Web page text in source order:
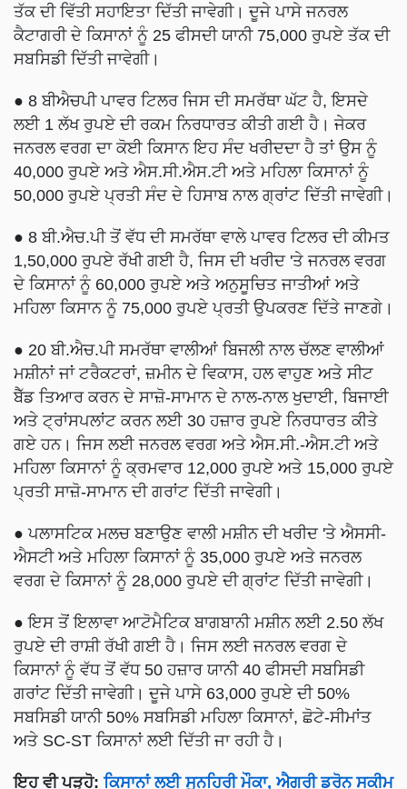
ਤੱਕ ਦੀ ਵਿੱਤੀ ਸਹਾਇਤਾ ਦਿੱਤੀ ਜਾਵੇਗੀ। ਦੂਜੇ ਪਾਸੇ ਜਨਰਲ
ਕੈਟਾਗਰੀ ਦੇ ਕਿਸਾਨਾਂ ਨੂੰ 25 ਫੀਸਦੀ ਯਾਨੀ 75,000 ਰੁਪਏ ਤੱਕ ਦੀ
ਸਬਸਿਡੀ ਦਿੱਤੀ ਜਾਵੇਗੀ।
● 8 ਬੀਐਚਪੀ ਪਾਵਰ ਟਿਲਰ ਜਿਸ ਦੀ ਸਮਰੱਥਾ ਘੱਟ ਹੈ, ਇਸਦੇ
ਲਈ 1 ਲੱਖ ਰੁਪਏ ਦੀ ਰਕਮ ਨਿਰਧਾਰਤ ਕੀਤੀ ਗਈ ਹੈ। ਜੇਕਰ
ਜਨਰਲ ਵਰਗ ਦਾ ਕੋਈ ਕਿਸਾਨ ਇਹ ਸੰਦ ਖਰੀਦਦਾ ਹੈ ਤਾਂ ਉਸ ਨੂੰ
40,000 ਰੁਪਏ ਅਤੇ ਐਸ.ਸੀ.ਐਸ.ਟੀ ਅਤੇ ਮਹਿਲਾ ਕਿਸਾਨਾਂ ਨੂੰ
50,000 ਰੁਪਏ ਪ੍ਰਤੀ ਸੰਦ ਦੇ ਹਿਸਾਬ ਨਾਲ ਗ੍ਰਾਂਟ ਦਿੱਤੀ ਜਾਵੇਗੀ।
● 8 ਬੀ.ਐਚ.ਪੀ ਤੋਂ ਵੱਧ ਦੀ ਸਮਰੱਥਾ ਵਾਲੇ ਪਾਵਰ ਟਿਲਰ ਦੀ ਕੀਮਤ
1,50,000 ਰੁਪਏ ਰੱਖੀ ਗਈ ਹੈ, ਜਿਸ ਦੀ ਖਰੀਦ 'ਤੇ ਜਨਰਲ ਵਰਗ
ਦੇ ਕਿਸਾਨਾਂ ਨੂੰ 60,000 ਰੁਪਏ ਅਤੇ ਅਨੁਸੂਚਿਤ ਜਾਤੀਆਂ ਅਤੇ
ਮਹਿਲਾ ਕਿਸਾਨ ਨੂੰ 75,000 ਰੁਪਏ ਪ੍ਰਤੀ ਉਪਕਰਣ ਦਿੱਤੇ ਜਾਣਗੇ।
● 20 ਬੀ.ਐਚ.ਪੀ ਸਮਰੱਥਾ ਵਾਲੀਆਂ ਬਿਜਲੀ ਨਾਲ ਚੱਲਣ ਵਾਲੀਆਂ
ਮਸ਼ੀਨਾਂ ਜਾਂ ਟਰੈਕਟਰਾਂ, ਜ਼ਮੀਨ ਦੇ ਵਿਕਾਸ, ਹਲ ਵਾਹੁਣ ਅਤੇ ਸੀਟ
ਬੈੱਡ ਤਿਆਰ ਕਰਨ ਦੇ ਸਾਜ਼ੋ-ਸਾਮਾਨ ਦੇ ਨਾਲ-ਨਾਲ ਖੁਦਾਈ, ਬਿਜਾਈ
ਅਤੇ ਟ੍ਰਾਂਸਪਲਾਂਟ ਕਰਨ ਲਈ 30 ਹਜ਼ਾਰ ਰੁਪਏ ਨਿਰਧਾਰਤ ਕੀਤੇ
ਗਏ ਹਨ। ਜਿਸ ਲਈ ਜਨਰਲ ਵਰਗ ਅਤੇ ਐਸ.ਸੀ.-ਐਸ.ਟੀ ਅਤੇ
ਮਹਿਲਾ ਕਿਸਾਨਾਂ ਨੂੰ ਕ੍ਰਮਵਾਰ 12,000 ਰੁਪਏ ਅਤੇ 15,000 ਰੁਪਏ
ਪ੍ਰਤੀ ਸਾਜ਼ੋ-ਸਾਮਾਨ ਦੀ ਗਰਾਂਟ ਦਿੱਤੀ ਜਾਵੇਗੀ।
● ਪਲਾਸਟਿਕ ਮਲਚ ਬਣਾਉਣ ਵਾਲੀ ਮਸ਼ੀਨ ਦੀ ਖਰੀਦ 'ਤੇ ਐਸਸੀ-
ਐਸਟੀ ਅਤੇ ਮਹਿਲਾ ਕਿਸਾਨਾਂ ਨੂੰ 35,000 ਰੁਪਏ ਅਤੇ ਜਨਰਲ
ਵਰਗ ਦੇ ਕਿਸਾਨਾਂ ਨੂੰ 28,000 ਰੁਪਏ ਦੀ ਗ੍ਰਾਂਟ ਦਿੱਤੀ ਜਾਵੇਗੀ।
● ਇਸ ਤੋਂ ਇਲਾਵਾ ਆਟੋਮੈਟਿਕ ਬਾਗਬਾਨੀ ਮਸ਼ੀਨ ਲਈ 2.50 ਲੱਖ
ਰੁਪਏ ਦੀ ਰਾਸ਼ੀ ਰੱਖੀ ਗਈ ਹੈ। ਜਿਸ ਲਈ ਜਨਰਲ ਵਰਗ ਦੇ
ਕਿਸਾਨਾਂ ਨੂੰ ਵੱਧ ਤੋਂ ਵੱਧ 50 ਹਜ਼ਾਰ ਯਾਨੀ 40 ਫੀਸਦੀ ਸਬਸਿਡੀ
ਗਰਾਂਟ ਦਿੱਤੀ ਜਾਵੇਗੀ। ਦੂਜੇ ਪਾਸੇ 63,000 ਰੁਪਏ ਦੀ 50%
ਸਬਸਿਡੀ ਯਾਨੀ 50% ਸਬਸਿਡੀ ਮਹਿਲਾ ਕਿਸਾਨਾਂ, ਛੋਟੇ-ਸੀਮਾਂਤ
ਅਤੇ SC-ST ਕਿਸਾਨਾਂ ਲਈ ਦਿੱਤੀ ਜਾ ਰਹੀ ਹੈ।
ਇਹ ਵੀ ਪੜ੍ਹੋ: ਕਿਸਾਨਾਂ ਲਈ ਸੁਨਹਿਰੀ ਮੌਕਾ, ਐਗਰੀ ਡਰੋਨ ਸਕੀਮ